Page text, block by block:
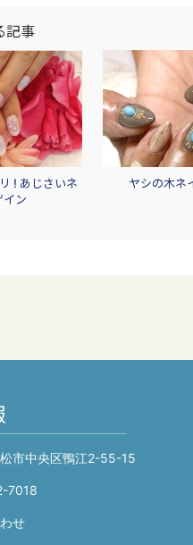
記事
! あじさいネ
イン
ヤシの木ネ
市中央区鴨江2-55-15
7018
せ